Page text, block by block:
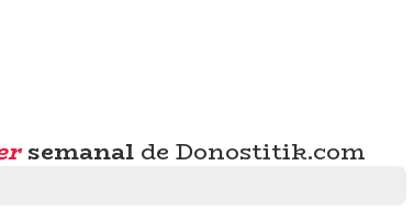
semanal de Donostitik.com